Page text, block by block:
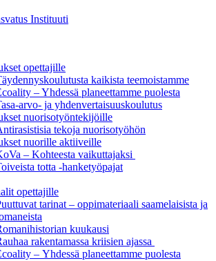
opettajille
kaikista teemois­tamme
– Yhdessä planeettamme puolesta
arvo- ja yhdenvertaisuuskoulutus
nuorisotyöntekijöille
tekoja nuorisotyöhön
nuorille aktiiveille
– Kohteesta vaikuttajaksi
totta -hanketyöpajat
opettajille
tarinat – oppi­materiaali saamelaisista ja
kuukausi
rakentamassa kriisien ajassa
– Yhdessä planeettamme puolesta